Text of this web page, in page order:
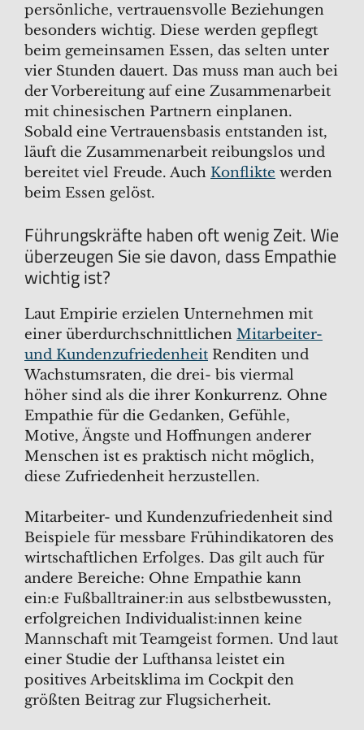
persönliche, vertrauensvolle Beziehungen
besonders wichtig. Diese werden gepflegt
beim gemeinsamen Essen, das selten unter
vier Stunden dauert. Das muss man auch bei
der Vorbereitung auf eine Zusammenarbeit
mit chinesischen Partnern einplanen.
Sobald eine Vertrauensbasis entstanden ist,
läuft die Zusammenarbeit reibungslos und
bereitet viel Freude. Auch Konflikte werden
beim Essen gelöst.
Führungskräfte haben oft wenig Zeit. Wie
überzeugen Sie sie davon, dass Empathie
wichtig ist?
Laut Empirie erzielen Unternehmen mit
einer überdurchschnittlichen Mitarbeiter-
und Kundenzufriedenheit Renditen und
Wachstumsraten, die drei- bis viermal
höher sind als die ihrer Konkurrenz. Ohne
Empathie für die Gedanken, Gefühle,
Motive, Ängste und Hoffnungen anderer
Menschen ist es praktisch nicht möglich,
diese Zufriedenheit herzustellen.
Mitarbeiter- und Kundenzufriedenheit sind
Beispiele für messbare Frühindikatoren des
wirtschaftlichen Erfolges. Das gilt auch für
andere Bereiche: Ohne Empathie kann
ein:e Fußballtrainer:in aus selbstbewussten,
erfolgreichen Individualist:innen keine
Mannschaft mit Teamgeist formen. Und laut
einer Studie der Lufthansa leistet ein
positives Arbeitsklima im Cockpit den
größten Beitrag zur Flugsicherheit.